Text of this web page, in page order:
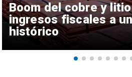
Boom del cobre y
ingresos fiscales a
histórico